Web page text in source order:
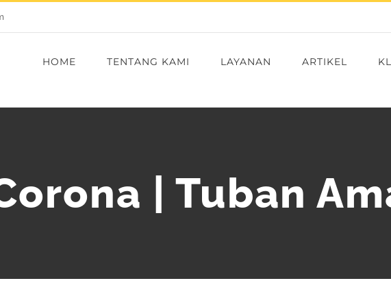
HOME TENTANG KAMI LAYANAN ARTIKEL
| Tuban